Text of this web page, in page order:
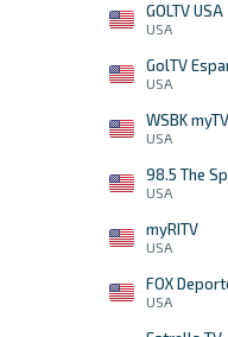
GOLTV USA
USA
GolTV
USA
WSBK
USA
98.5 The
USA
myRITV
USA
FOX
USA